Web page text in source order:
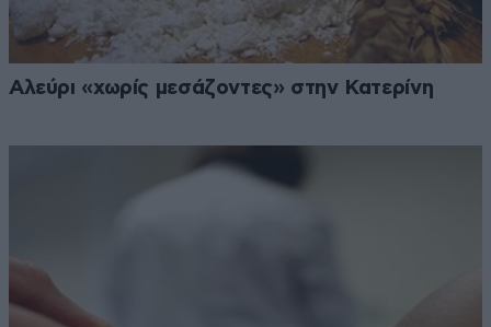
Αλεύρι «χωρίς μεσάζοντες» στην Κατερίνη